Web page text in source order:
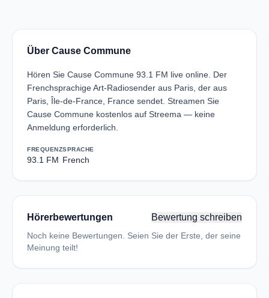
Über Cause Commune
Hören Sie Cause Commune 93.1 FM live online. Der
Frenchsprachige Art-Radiosender aus Paris, der aus
Paris, Île-de-France, France sendet. Streamen Sie
Cause Commune kostenlos auf Streema — keine
Anmeldung erforderlich.
FREQUENZ
93.1 FM
SPRACHE
French
Hörerbewertungen Bewertung schreiben
Noch keine Bewertungen. Seien Sie der Erste, der seine
Meinung teilt!